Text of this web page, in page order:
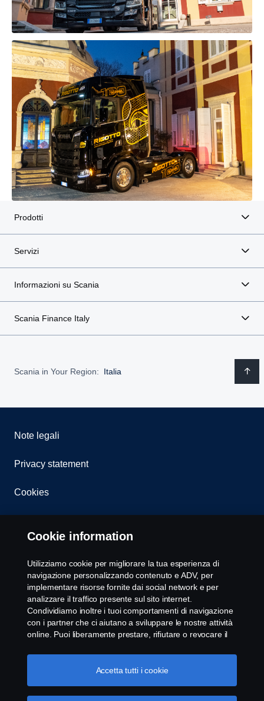
Prodotti
Servizi
Informazioni su Scania
Scania Finance Italy
Scania in Your Region: Italia
Note legali
Privacy statement
Cookies
Impostazione Cookie
© Copyright Scania 2025 All rights reserved. Scania
CV AB, SE-151 87 Södertälje, Sweden, Tel: +46-8-
Cookie information
navigazione personalizzando contenuto e ADV, per
analizzare il traffico presente sul sito internet.
Condividiamo inoltre i tuoi comportamenti di navigazione
con i partner che ci aiutano a sviluppare le nostre attività
online. Puoi liberamente prestare, rifiutare o revocare il
tuo consenso. Cliccando "Accetto", acconsenti
all'attivazione dei cookie e alla possibilità di condividere le
informazioni. Cliccando "rifiuta tutti" potrai continuare la
gestire i tuoi cookie cliccando su "Impostazioni dei
cookie" e selezionando solo le categorie desiderate. Per
Rifiuta tutti
Accetta tutti i cookie